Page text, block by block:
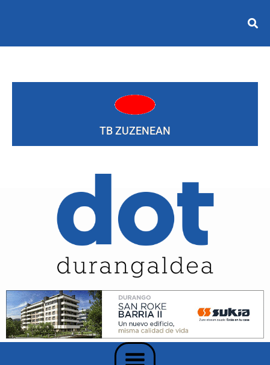
TB ZUZENEAN